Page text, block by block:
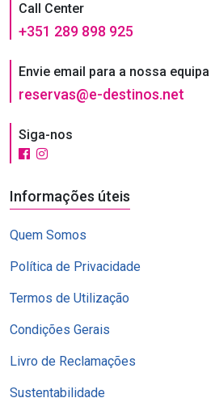
Call Center
+351 289 898 925
Envie email para a nossa equipa
reservas@e-destinos.net
Siga-nos
Informações úteis
Quem Somos
Política de Privacidade
Termos de Utilização
Condições Gerais
Livro de Reclamações
Sustentabilidade